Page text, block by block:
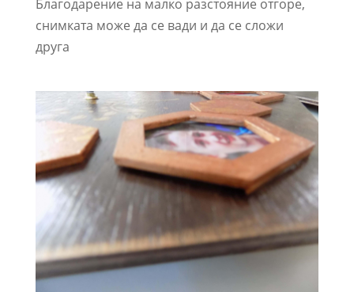
Благодарение на малко разстояние отгоре,
снимката може да се вади и да се сложи
друга